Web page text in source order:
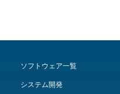
ソフトウェア一覧
システム開発